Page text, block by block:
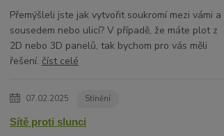
Přemýšleli jste jak vytvořit soukromí mezi vámi a
sousedem nebo ulicí? V případě, že máte plot z
2D nebo 3D panelů, tak bychom pro vás měli
řešení.číst celé
07.02.2025 Stínění
Sítě proti slunci